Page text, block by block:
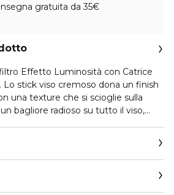
gratuita da 35€
Effetto Luminosità con Catrice
Lo stick viso cremoso dona un finish
una texture che si scioglie sulla
bagliore radioso su tutto il viso,
stick è il compagno perfetto per la
E grazie alla vitamina E nutriente, la
sana.